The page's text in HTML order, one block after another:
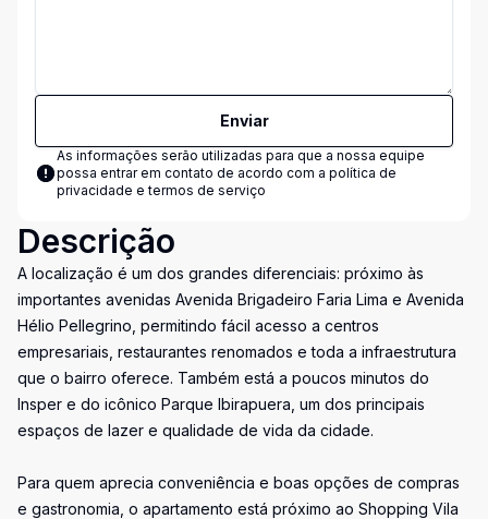
Enviar
As informações serão utilizadas para que a nossa equipe
possa entrar em contato de acordo com a política de
privacidade e termos de serviço
Descrição
A localização é um dos grandes diferenciais: próximo às
importantes avenidas Avenida Brigadeiro Faria Lima e Avenida
Hélio Pellegrino, permitindo fácil acesso a centros
empresariais, restaurantes renomados e toda a infraestrutura
que o bairro oferece. Também está a poucos minutos do
Insper e do icônico Parque Ibirapuera, um dos principais
espaços de lazer e qualidade de vida da cidade.
Para quem aprecia conveniência e boas opções de compras
e gastronomia, o apartamento está próximo ao Shopping Vila